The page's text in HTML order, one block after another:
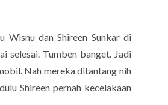
Wisnu dan Shireen Sunkar di
selesai. Tumben banget. Jadi
Nah mereka ditantang nih
Shireen pernah kecelakaan